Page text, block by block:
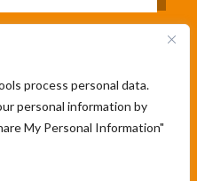
process personal data.
personal information by
My Personal Information"